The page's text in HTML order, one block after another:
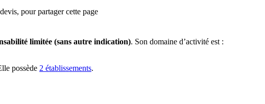
pour partager cette page
limitée (sans autre indication). Son domaine d’activité est :
possède 2 établissements.